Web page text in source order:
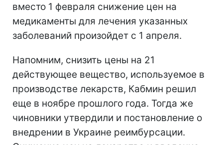
вместо 1 февраля снижение цен на
медикаменты для лечения указанных
заболеваний произойдет с 1 апреля.
Напомним, снизить цены на 21
действующее вещество, используемое в
производстве лекарств, Кабмин решил
еще в ноябре прошлого года. Тогда же
чиновники утвердили и постановление о
внедрении в Украине реимбурсации.